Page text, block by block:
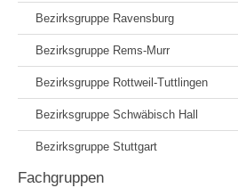
Bezirksgruppe Ravensburg
Bezirksgruppe Rems-Murr
Bezirksgruppe Rottweil-Tuttlingen
Bezirksgruppe Schwäbisch Hall
Bezirksgruppe Stuttgart
Fachgruppen